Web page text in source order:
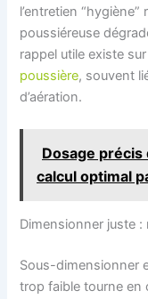
l’entretien
poussiéreuse
rappel utile existe sur
poussière, souvent
d’aération.
Dosage
calcul optimal
Dimensionner juste
Sous-dimensionner
trop faible tourne en